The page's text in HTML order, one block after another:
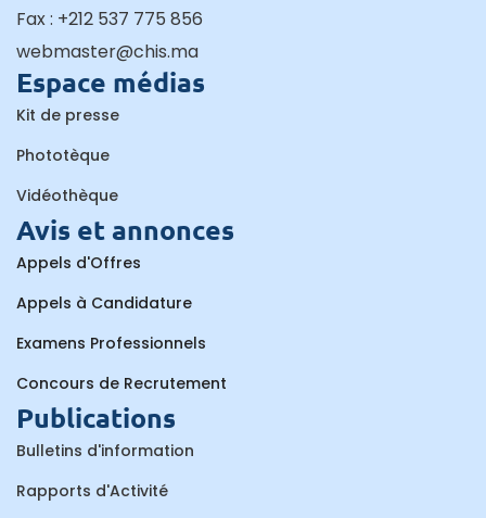
Fax : +212 537 775 856
webmaster@chis.ma
Espace médias
Kit de presse
Phototèque
Vidéothèque
Avis et annonces
Appels d'Offres
Appels à Candidature
Examens Professionnels
Concours de Recrutement
Publications
Bulletins d'information
Rapports d'Activité